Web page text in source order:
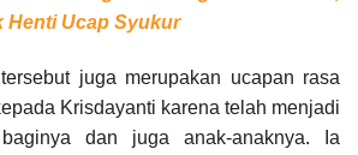
Henti Ucap Syukur
juga merupakan ucapan rasa
Krisdayanti karena telah menjadi
dan juga anak-anaknya. Ia